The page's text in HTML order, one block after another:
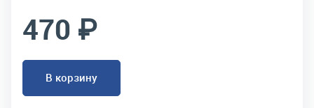
470 ₽
В корзину